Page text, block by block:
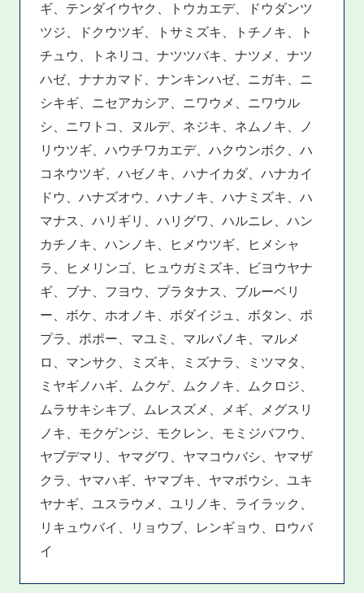
ギ、テンダイウヤク、トウカエデ、ドウダンツ
ツジ、ドクウツギ、トサミズキ、トチノキ、ト
チュウ、トネリコ、ナツツバキ、ナツメ、ナツ
ハゼ、ナナカマド、ナンキンハゼ、ニガキ、ニ
シキギ、ニセアカシア、ニワウメ、ニワウル
シ、ニワトコ、ヌルデ、ネジキ、ネムノキ、ノ
リウツギ、ハウチワカエデ、ハクウンボク、ハ
コネウツギ、ハゼノキ、ハナイカダ、ハナカイ
ドウ、ハナズオウ、ハナノキ、ハナミズキ、ハ
マナス、ハリギリ、ハリグワ、ハルニレ、ハン
カチノキ、ハンノキ、ヒメウツギ、ヒメシャ
ラ、ヒメリンゴ、ヒュウガミズキ、ビヨウヤナ
ギ、ブナ、フヨウ、プラタナス、ブルーベリ
ー、ボケ、ホオノキ、ボダイジュ、ボタン、ポ
プラ、ポポー、マユミ、マルバノキ、マルメ
ロ、マンサク、ミズキ、ミズナラ、ミツマタ、
ミヤギノハギ、ムクゲ、ムクノキ、ムクロジ、
ムラサキシキブ、ムレスズメ、メギ、メグスリ
ノキ、モクゲンジ、モクレン、モミジバフウ、
ヤブデマリ、ヤマグワ、ヤマコウバシ、ヤマザ
クラ、ヤマハギ、ヤマブキ、ヤマボウシ、ユキ
ヤナギ、ユスラウメ、ユリノキ、ライラック、
リキュウバイ、リョウブ、レンギョウ、ロウバ
イ